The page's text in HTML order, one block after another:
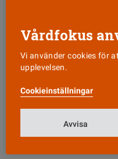
Även de äldres
område som behöver
fortfarande
åtgärder har vidtagits.
Socialstyrelsen
lägesrapporter om
Vårdfokus
Vi använder cookies för
upplevelsen.
Cookieinställningar
Avvisa